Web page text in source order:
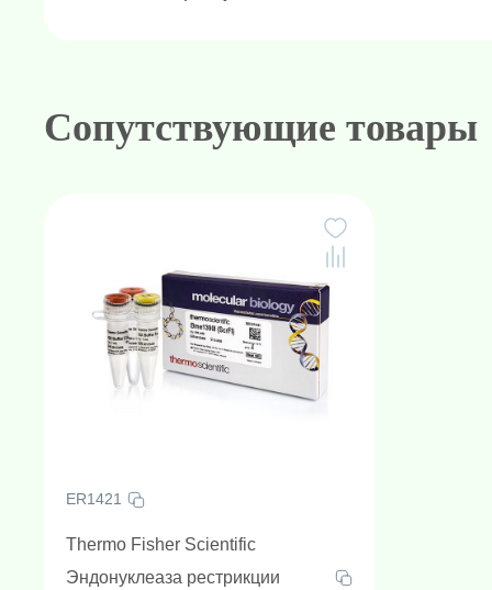
Сопутствующие товары
ER1421
Thermo Fisher Scientific
Эндонуклеаза рестрикции